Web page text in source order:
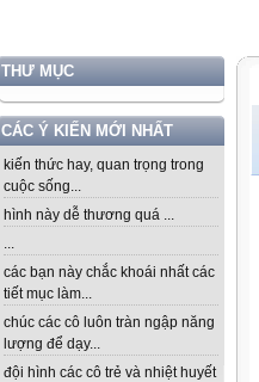
THƯ MỤC
CÁC Ý KIẾN MỚI NHẤT
kiến thức hay, quan trọng trong
cuộc sống...
hình này dễ thương quá ...
...
các bạn này chắc khoái nhất các
tiết mục làm...
chúc các cô luôn tràn ngập năng
lượng để dạy...
đội hình các cô trẻ và nhiệt huyết